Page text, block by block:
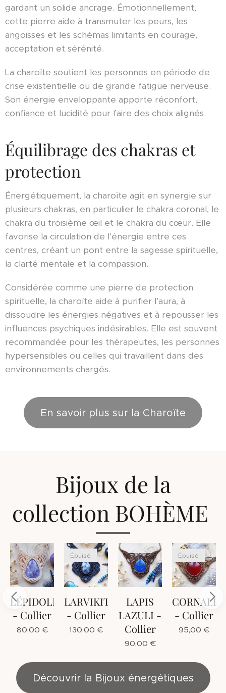
gardant un solide ancrage. Émotionnellement,
cette pierre aide à transmuter les peurs, les
angoisses et les schémas limitants en courage,
acceptation et sérénité.
La charoïte soutient les personnes en période de
crise existentielle ou de grande fatigue nerveuse.
Son énergie enveloppante apporte réconfort,
confiance et lucidité pour faire des choix alignés.
Équilibrage des chakras et
protection
Énergétiquement, la charoïte agit en synergie sur
plusieurs chakras, en particulier le chakra coronal, le
chakra du troisième œil et le chakra du cœur. Elle
favorise la circulation de l’énergie entre ces
centres, créant un pont entre la sagesse spirituelle,
la clarté mentale et la compassion.
Considérée comme une pierre de protection
spirituelle, la charoïte aide à purifier l’aura, à
dissoudre les énergies négatives et à repousser les
influences psychiques indésirables. Elle est souvent
recommandée pour les thérapeutes, les personnes
hypersensibles ou celles qui travaillent dans des
environnements chargés.
En savoir plus sur la Charoïte
Bijoux de la
collection BOHÈME
LÉPIDOLITE
- Collier
80,00 €
LARVIKITE
- Collier
Épuisé
130,00 €
LAPIS
LAZULI -
Collier
90,00 €
- Collier
Épuisé
95,00 €
Découvrir la Bijoux énergétiques